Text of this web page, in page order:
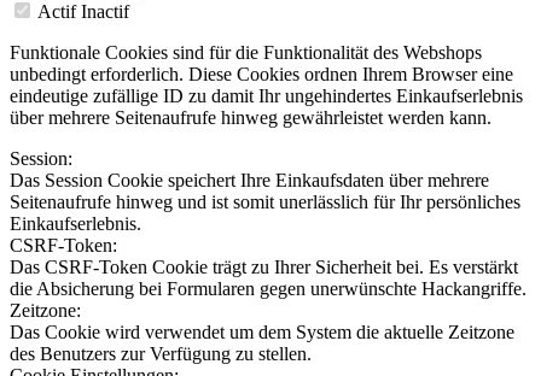
Actif Inactif
Funktionale Cookies sind für die Funktionalität des Webshops
unbedingt erforderlich. Diese Cookies ordnen Ihrem Browser eine
eindeutige zufällige ID zu damit Ihr ungehindertes Einkaufserlebnis
über mehrere Seitenaufrufe hinweg gewährleistet werden kann.
Session:
Das Session Cookie speichert Ihre Einkaufsdaten über mehrere
Seitenaufrufe hinweg und ist somit unerlässlich für Ihr persönliches
Einkaufserlebnis.
CSRF-Token:
Das CSRF-Token Cookie trägt zu Ihrer Sicherheit bei. Es verstärkt
die Absicherung bei Formularen gegen unerwünschte Hackangriffe.
Zeitzone:
Das Cookie wird verwendet um dem System die aktuelle Zeitzone
des Benutzers zur Verfügung zu stellen.